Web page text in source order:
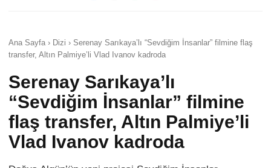
Ana Sayfa › Dizi › Serenay Sarıkaya’lı “Sevdiğim İnsanlar” filmine flaş
transfer, Altın Palmiye’li Vlad Ivanov kadroda
Serenay Sarıkaya’lı
“Sevdiğim İnsanlar” filmine
flaş transfer, Altın Palmiye’li
Vlad Ivanov kadroda